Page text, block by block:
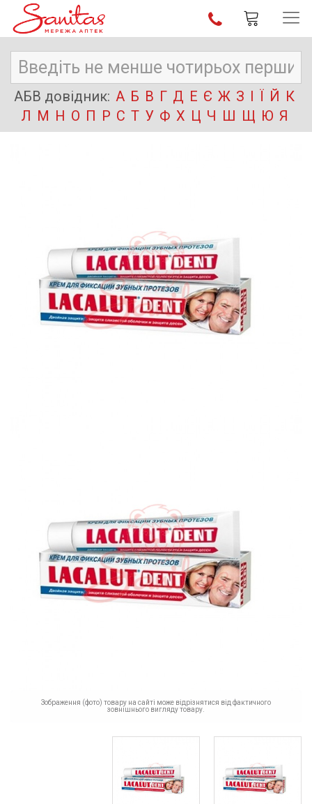
АБВ довідник: А Б В Г Д Е Є Ж З І Ї Й К
Л М Н О П Р С Т У Ф Х Ц Ч Ш Щ Ю Я
Зображення (фото) товару на сайті може відрізнятися від фактичного
зовнішнього вигляду товару.